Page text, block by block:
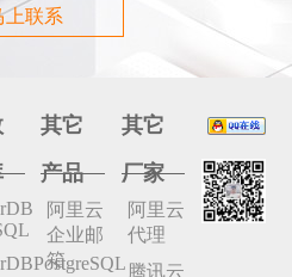
上联系
其它
产品
阿里云
企业邮
箱
其它
厂家
阿里云
代理
腾讯云